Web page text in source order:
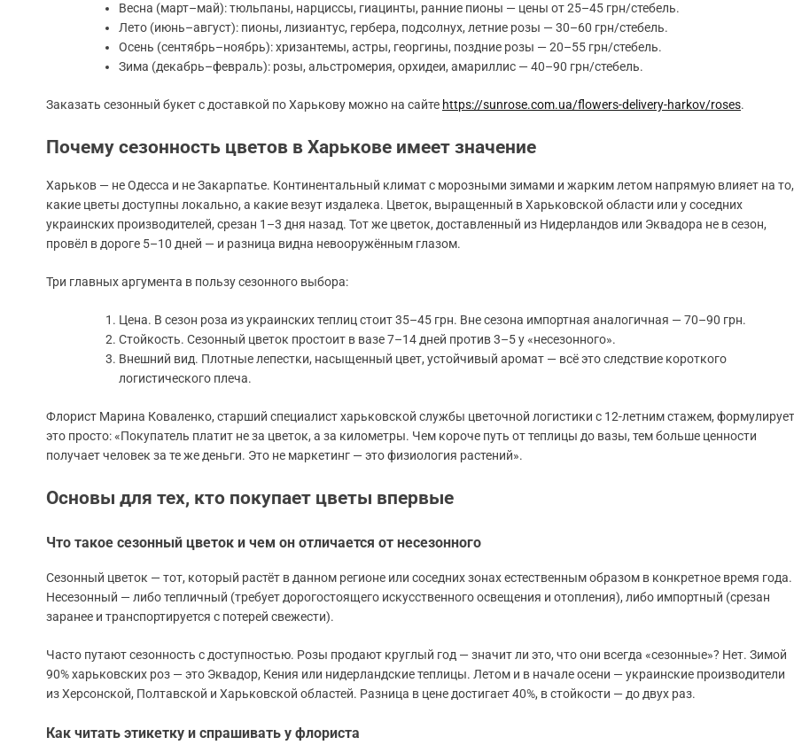
Весна (март–май): тюльпаны, нарциссы, гиацинты, ранние пионы — цены от 25–45 грн/стебель.
Лето (июнь–август): пионы, лизиантус, гербера, подсолнух, летние розы — 30–60 грн/стебель.
Осень (сентябрь–ноябрь): хризантемы, астры, георгины, поздние розы — 20–55 грн/стебель.
Зима (декабрь–февраль): розы, альстромерия, орхидеи, амариллис — 40–90 грн/стебель.
Заказать сезонный букет с доставкой по Харькову можно на сайте https://sunrose.com.ua/flowers-delivery-harkov/roses.
Почему сезонность цветов в Харькове имеет значение
Харьков — не Одесса и не Закарпатье. Континентальный климат с морозными зимами и жарким летом напрямую влияет на то,
какие цветы доступны локально, а какие везут издалека. Цветок, выращенный в Харьковской области или у соседних
украинских производителей, срезан 1–3 дня назад. Тот же цветок, доставленный из Нидерландов или Эквадора не в сезон,
провёл в дороге 5–10 дней — и разница видна невооружённым глазом.
Три главных аргумента в пользу сезонного выбора:
Цена. В сезон роза из украинских теплиц стоит 35–45 грн. Вне сезона импортная аналогичная — 70–90 грн.
Стойкость. Сезонный цветок простоит в вазе 7–14 дней против 3–5 у «несезонного».
Внешний вид. Плотные лепестки, насыщенный цвет, устойчивый аромат — всё это следствие короткого
логистического плеча.
Флорист Марина Коваленко, старший специалист харьковской службы цветочной логистики с 12-летним стажем, формулирует
это просто: «Покупатель платит не за цветок, а за километры. Чем короче путь от теплицы до вазы, тем больше ценности
получает человек за те же деньги. Это не маркетинг — это физиология растений».
Основы для тех, кто покупает цветы впервые
Что такое сезонный цветок и чем он отличается от несезонного
Сезонный цветок — тот, который растёт в данном регионе или соседних зонах естественным образом в конкретное время года.
Несезонный — либо тепличный (требует дорогостоящего искусственного освещения и отопления), либо импортный (срезан
заранее и транспортируется с потерей свежести).
Часто путают сезонность с доступностью. Розы продают круглый год — значит ли это, что они всегда «сезонные»? Нет. Зимой
90% харьковских роз — это Эквадор, Кения или нидерландские теплицы. Летом и в начале осени — украинские производители
из Херсонской, Полтавской и Харьковской областей. Разница в цене достигает 40%, в стойкости — до двух раз.
Как читать этикетку и спрашивать у флориста